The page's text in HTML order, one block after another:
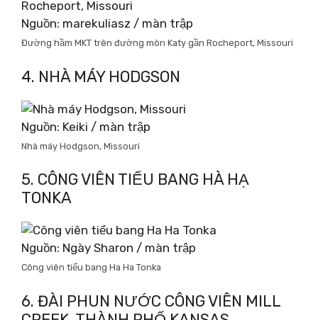
Nguồn: marekuliasz / màn trập
Đường hầm MKT trên đường mòn Katy gần Rocheport, Missouri
4. NHÀ MÁY HODGSON
Nguồn: Keiki / màn trập
Nhà máy Hodgson, Missouri
5. CÔNG VIÊN TIỂU BANG HÀ HẠ
TONKA
Nguồn: Ngày Sharon / màn trập
Công viên tiểu bang Ha Ha Tonka
6. ĐÀI PHUN NƯỚC CÔNG VIÊN MILL